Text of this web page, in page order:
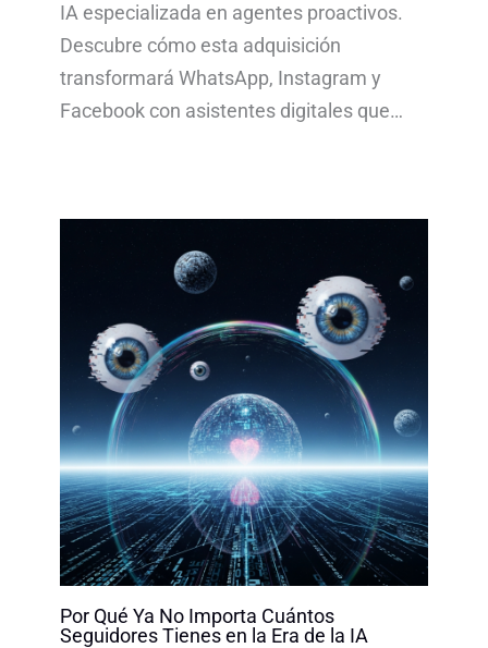
IA especializada en agentes proactivos.
Descubre cómo esta adquisición
transformará WhatsApp, Instagram y
Facebook con asistentes digitales que…
Por Qué Ya No Importa Cuántos
Seguidores Tienes en la Era de la IA